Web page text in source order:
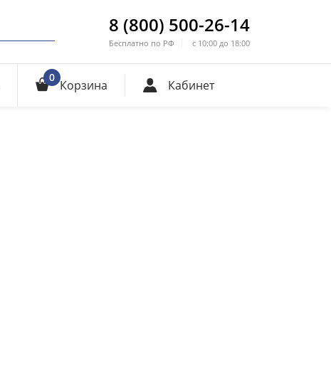
8 (800) 500-26-14
Бесплатно по РФ с 10:00 до 18:00
0 Корзина Кабинет